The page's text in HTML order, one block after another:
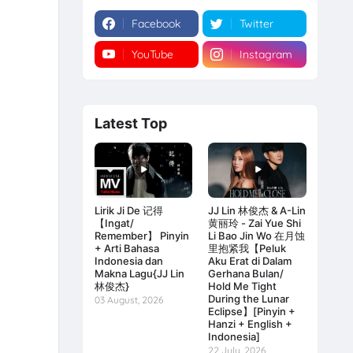
Facebook Twitter
YouTube Instagram
Latest Top
Lirik Ji De 记得
【Ingat/
Remember】 Pinyin
+ Arti Bahasa
Indonesia dan
Makna Lagu{JJ Lin
林俊杰}
03 August, 2026
JJ Lin 林俊杰 & A-Lin
黄丽玲 - Zai Yue Shi
Li Bao Jin Wo 在月蚀
里抱紧我【Peluk
Aku Erat di Dalam
Gerhana Bulan/
Hold Me Tight
During the Lunar
Eclipse】[Pinyin +
Hanzi + English +
Indonesia]
22 July, 2026